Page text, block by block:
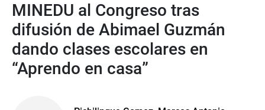
MINEDU al Congreso tras
difusión de Abimael Guzmán
dando clases escolares en
“Aprendo en casa”